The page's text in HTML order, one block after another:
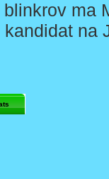
ma
na